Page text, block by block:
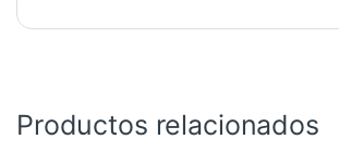
Productos relacionados